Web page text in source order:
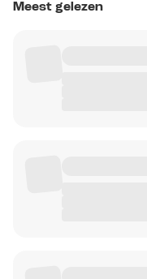
Meest gelezen